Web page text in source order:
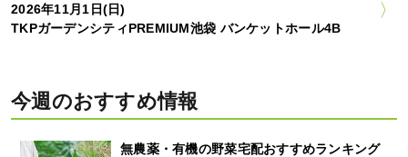
2026年11月1日(日)
TKPガーデンシティPREMIUM池袋 バンケットホール4B
今週のおすすめ情報
無農薬・有機の野菜宅配おすすめランキング